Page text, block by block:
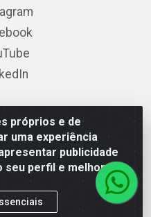
próprios e de
uma experiência
publicidade
seu perfil e melhorar a
dos Casa, 4585 – São
09.840-000 - CNPJ
0001-41